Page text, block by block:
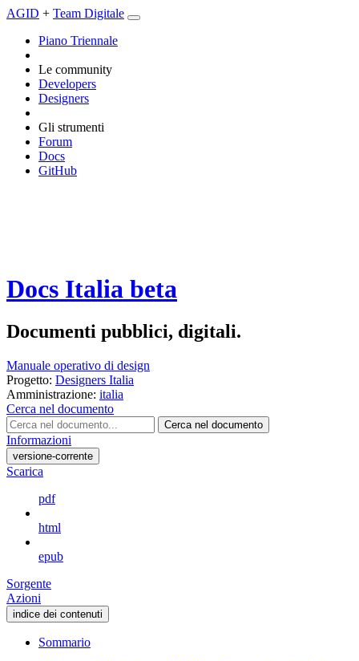
AGID + Team Digitale
Piano Triennale
Le community
Developers
Designers
Gli strumenti
Forum
Docs
GitHub
Docs Italia beta
Documenti pubblici, digitali.
Manuale operativo di design
Progetto: Designers Italia
Amministrazione: italia
Cerca nel documento
Cerca nel documento
Informazioni
versione-corrente
Scarica
pdf
html
epub
Sorgente
Azioni
indice dei contenuti
Sommario